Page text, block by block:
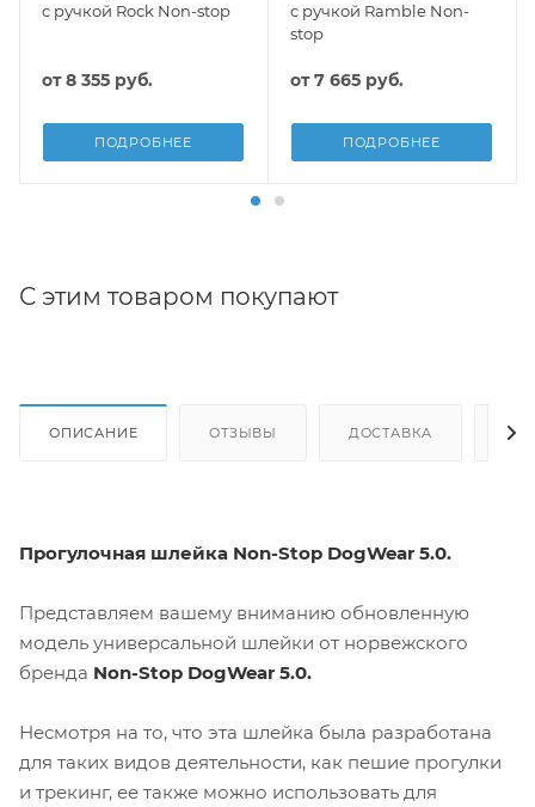
с ручкой Rock Non-stop
от8 355 руб.
ПОДРОБНЕЕ
с ручкой Ramble Non-
stop
от7 665 руб.
ПОДРОБНЕЕ
С этим товаром покупают
ОПИСАНИЕ ОТЗЫВЫ ДОСТАВКА
Прогулочная шлейка Non-Stop DogWear 5.0.
Представляем вашему вниманию обновленную
модель универсальной шлейки от норвежского
бренда Non-Stop DogWear 5.0.
Несмотря на то, что эта шлейка была разработана
для таких видов деятельности, как пешие прогулки
и трекинг, ее также можно использовать для